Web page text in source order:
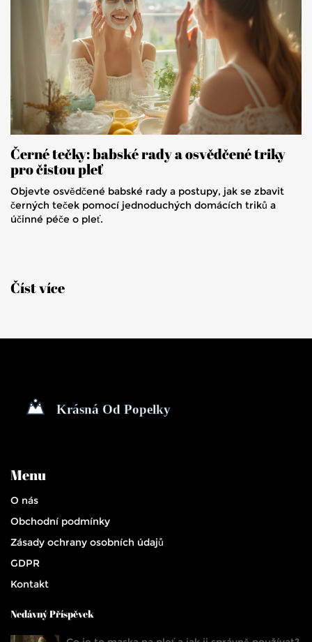
Černé tečky: babské rady a osvědčené triky
pro čistou pleť
Objevte osvědčené babské rady a postupy, jak se zbavit
černých teček pomocí jednoduchých domácích triků a
účinné péče o pleť.
Číst více
Menu
O nás
Obchodní podmínky
Zásady ochrany osobních údajů
GDPR
Kontakt
Nedávný Příspěvek